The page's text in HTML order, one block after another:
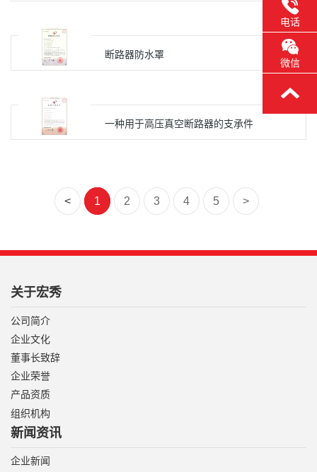
断路器防水罩
一种用于高压真空断路器的支承件
< 1 2 3 4 5 >
关于宏秀
公司简介
企业文化
董事长致辞
企业荣誉
产品资质
组织机构
新闻资讯
企业新闻
电话
微信